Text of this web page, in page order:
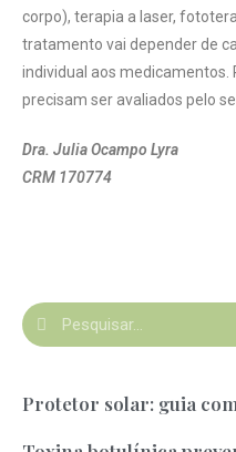
corpo), terapia a laser,
tratamento vai depender de
individual aos
precisam ser avaliados pelo
Dra. Julia Ocampo Lyra
CRM 170774
Protetor solar: guia